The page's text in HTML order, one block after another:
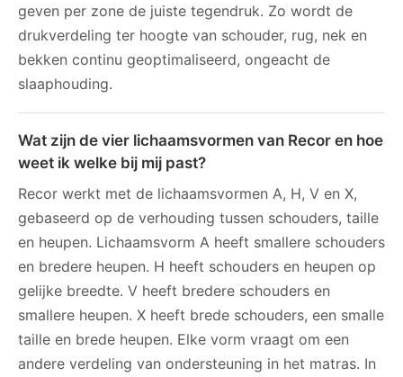
geven per zone de juiste tegendruk. Zo wordt de
drukverdeling ter hoogte van schouder, rug, nek en
bekken continu geoptimaliseerd, ongeacht de
slaaphouding.
Wat zijn de vier lichaamsvormen van Recor en hoe
weet ik welke bij mij past?
Recor werkt met de lichaamsvormen A, H, V en X,
gebaseerd op de verhouding tussen schouders, taille
en heupen. Lichaamsvorm A heeft smallere schouders
en bredere heupen. H heeft schouders en heupen op
gelijke breedte. V heeft bredere schouders en
smallere heupen. X heeft brede schouders, een smalle
taille en brede heupen. Elke vorm vraagt om een
andere verdeling van ondersteuning in het matras. In